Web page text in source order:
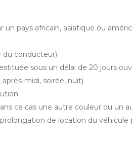
pays africain, asiatique ou
du conducteur)
sous un délai de 20 jours
midi, soirée, nuit)
ce cas une autre couleur ou un
de location du